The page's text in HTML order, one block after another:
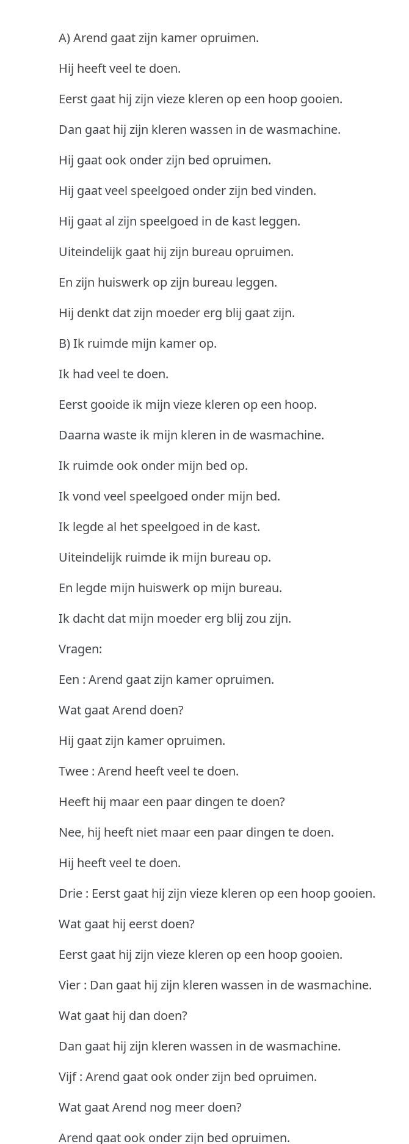
A) Arend gaat zijn kamer opruimen.
Hij heeft veel te doen.
Eerst gaat hij zijn vieze kleren op een hoop gooien.
Dan gaat hij zijn kleren wassen in de wasmachine.
Hij gaat ook onder zijn bed opruimen.
Hij gaat veel speelgoed onder zijn bed vinden.
Hij gaat al zijn speelgoed in de kast leggen.
Uiteindelijk gaat hij zijn bureau opruimen.
En zijn huiswerk op zijn bureau leggen.
Hij denkt dat zijn moeder erg blij gaat zijn.
B) Ik ruimde mijn kamer op.
Ik had veel te doen.
Eerst gooide ik mijn vieze kleren op een hoop.
Daarna waste ik mijn kleren in de wasmachine.
Ik ruimde ook onder mijn bed op.
Ik vond veel speelgoed onder mijn bed.
Ik legde al het speelgoed in de kast.
Uiteindelijk ruimde ik mijn bureau op.
En legde mijn huiswerk op mijn bureau.
Ik dacht dat mijn moeder erg blij zou zijn.
Vragen:
Een : Arend gaat zijn kamer opruimen.
Wat gaat Arend doen?
Hij gaat zijn kamer opruimen.
Twee : Arend heeft veel te doen.
Heeft hij maar een paar dingen te doen?
Nee, hij heeft niet maar een paar dingen te doen.
Hij heeft veel te doen.
Drie : Eerst gaat hij zijn vieze kleren op een hoop gooien.
Wat gaat hij eerst doen?
Eerst gaat hij zijn vieze kleren op een hoop gooien.
Vier : Dan gaat hij zijn kleren wassen in de wasmachine.
Wat gaat hij dan doen?
Dan gaat hij zijn kleren wassen in de wasmachine.
Vijf : Arend gaat ook onder zijn bed opruimen.
Wat gaat Arend nog meer doen?
Arend gaat ook onder zijn bed opruimen.